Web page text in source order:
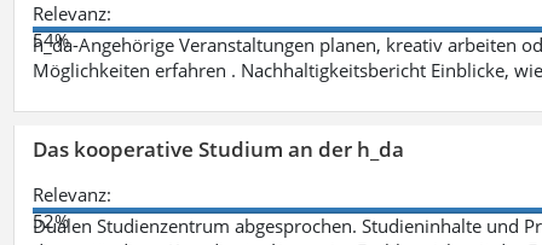
Relevanz:
54%
h_da-Angehörige Veranstaltungen planen, kreativ arbeiten
Möglichkeiten erfahren . Nachhaltigkeitsbericht Einblicke,
Das kooperative Studium an der h_da
Relevanz:
52%
Dualen Studienzentrum abgesprochen. Studieninhalte und